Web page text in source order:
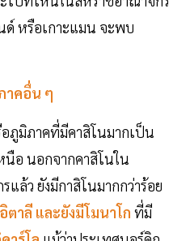
ด์ หรือเกาะแมน จะพบ
าคอื่น ๆ
ภูมิภาคที่มีคาสิโนมากเป็น
นือ นอกจากคาสิโนใน
แล้ว ยังมีกาสิโนมากกว่าร้อย
ตาลี และยังมีโมนาโก ที่มี